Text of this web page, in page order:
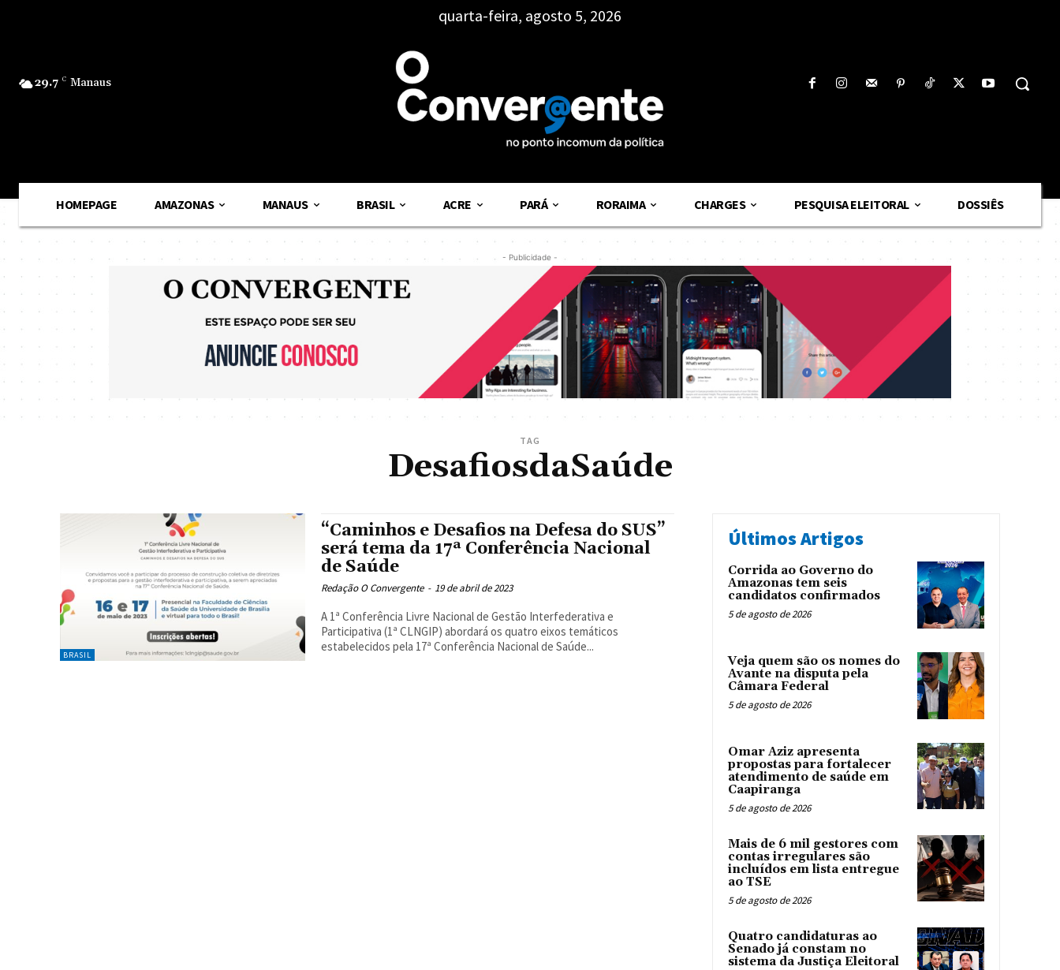
29.7 C Manaus
quarta-feira, agosto 5, 2026
HOMEPAGE AMAZONAS MANAUS BRASIL ACRE PARÁ RORAIMA CHARGES PESQUISA ELEITORAL DOSSIÊS
- Publicidade -
TAG
DesafiosdaSaúde
BRASIL
“Caminhos e Desafios na Defesa do SUS”
será tema da 17ª Conferência Nacional
de Saúde
Redação O Convergente - 19 de abril de 2023
A 1ª Conferência Livre Nacional de Gestão Interfederativa e
Participativa (1ª CLNGIP) abordará os quatro eixos temáticos
estabelecidos pela 17ª Conferência Nacional de Saúde...
Últimos Artigos
Corrida ao Governo do
Amazonas tem seis
candidatos confirmados
5 de agosto de 2026
Veja quem são os nomes do
Avante na disputa pela
Câmara Federal
5 de agosto de 2026
Omar Aziz apresenta
propostas para fortalecer
atendimento de saúde em
Caapiranga
5 de agosto de 2026
Mais de 6 mil gestores com
contas irregulares são
incluídos em lista entregue
ao TSE
5 de agosto de 2026
Quatro candidaturas ao
Senado já constam no
sistema da Justiça Eleitoral